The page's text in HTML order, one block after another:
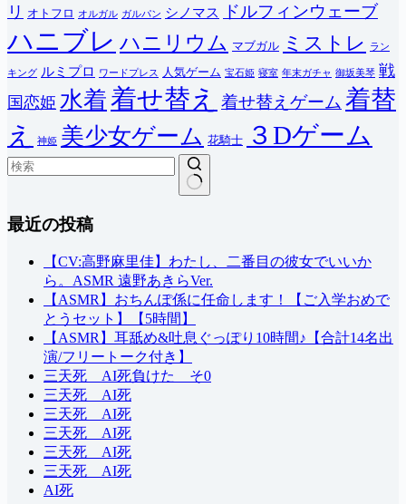
リ オトフロ オルガル ガルパン シノマス ドルフィンウェーブ
ハニブレ ハニリウム マブガル ミストレ ラン
キング ルミプロ ワードプレス 人気ゲーム 宝石姫 寝室 年末ガチャ 御坂美琴 戦
国恋姫 水着着せ替え 着せ替えゲーム 着替
え
神姫 美少女ゲーム 花騎士 ３Dゲーム
果
最近の投稿
【CV:高野麻里佳】わたし、二番目の彼女でいいか
ら。ASMR 遠野あきらVer.
【ASMR】おちんぽ係に任命します！【ご入学おめで
とうセット】【5時間】
【ASMR】耳舐め&吐息ぐっぽり10時間♪【合計14名出
演/フリートーク付き】
三天死 AI死負けた そ0
三天死 AI死
三天死 AI死
三天死 AI死
三天死 AI死
三天死 AI死
AI死